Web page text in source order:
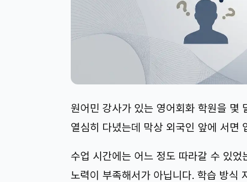
원어민 강사가 있는 영어회화 학원을 몇
열심히 다녔는데 막상 외국인 앞에 서면
수업 시간에는 어느 정도 따라갈 수 있
노력이 부족해서가 아닙니다. 학습 방식